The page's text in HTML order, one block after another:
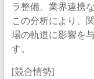
ラ整備、業界連携
この分析により、
場の軌道に影響を
す。
[競合情勢]